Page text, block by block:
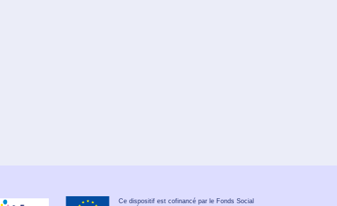
Ce dispositif est cofinancé par le Fonds Social